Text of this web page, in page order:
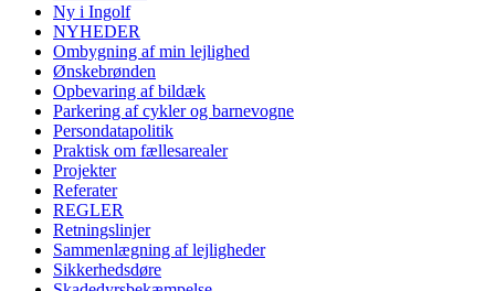
Ny i Ingolf
NYHEDER
Ombygning af min lejlighed
Ønskebrønden
Opbevaring af bildæk
Parkering af cykler og barnevogne
Persondatapolitik
Praktisk om fællesarealer
Projekter
Referater
REGLER
Retningslinjer
Sammenlægning af lejligheder
Sikkerhedsdøre